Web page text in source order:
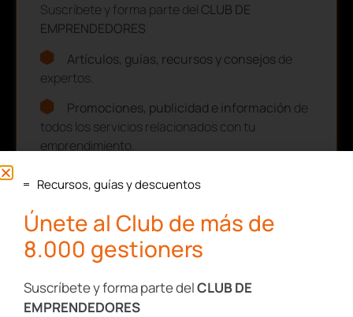
Suscríbete y forma parte del CLUB DE
EMPRENDEDORES
Artículos, guías, recursos y consejosde
expertos.
Promociones, publicidad e información de
todos los servicios relacionados con tu
emprendimiento.
Nombre
Apellidos
Recursos, guías y descuentos
Únete al Club de más de
8.000 gestioners
Suscríbete y forma parte delCLUB DE
EMPRENDEDORES